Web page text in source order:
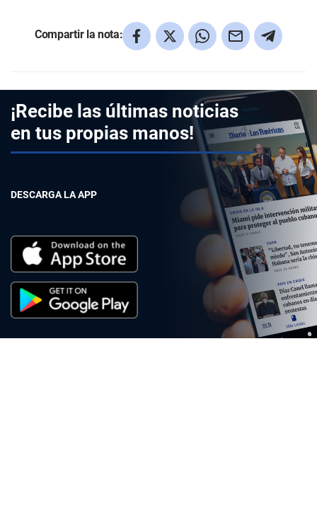
Compartir la nota:
¡Recibe las últimas noticias
en tus propias manos!
DESCARGA LA APP